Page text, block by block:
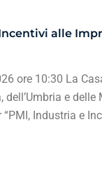
alle
ore 10:30 La
dell’Umbria e delle
Industria e